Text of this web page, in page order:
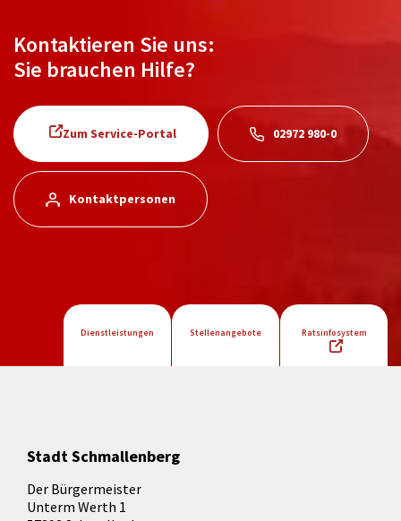
Kontaktieren Sie uns:
Sie brauchen Hilfe?
Zum Service-Portal 02972 980-0
Kontaktpersonen
Dienstleistungen Stellenangebote Ratsinfosystem
Stadt Schmallenberg
Der Bürgermeister
Unterm Werth 1